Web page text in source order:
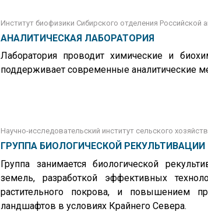
Институт биофизики Сибирского отделения Российской
АНАЛИТИЧЕСКАЯ ЛАБОРАТОРИЯ
Лаборатория проводит химические и
поддерживает современные аналитические
Научно-исследовательский институт сельского
ГРУППА БИОЛОГИЧЕСКОЙ РЕКУЛЬТИВАЦИИ
Группа занимается биологической
земель, разработкой эффективных
растительного покрова, и повышением
ландшафтов в условиях Крайнего Севера.